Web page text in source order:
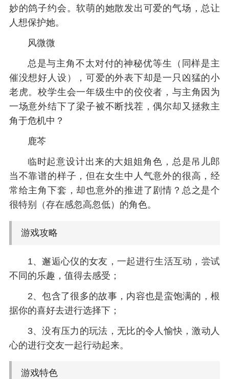
妙的鸽子约会。软萌的她散发出可爱的气场，总让
人想保护她。
风微微
总是与主角不太对付的神秘优等生（同样是主
催没想好人设），可爱的外表下却是一只凶猛的小
老虎。校学生会一年级生中的佼佼者，与主角因为
一场意外结下了梁子被不断找茬，偶尔却又拯救主
角于危机中？
鹿芩
临时起意设计出来的大姐姐角色，总是吊儿郎
当不靠谱的样子，但在女生中人气意外的很高，经
常给主角下套，却也意外的推进了剧情？总之是个
很特别（存在感忽高忽低）的角色。
游戏攻略
1、邂逅心仪的女友，一起进行生活互动，尝试
不同的乐趣，值得去感受；
2、包含了很多的故事，内容也是蛮饱满的，根
据你的喜好去进行选择下；
3、没有压力的玩法，无比的令人愉快，激动人
心的进行交友一起行动起来。
游戏特色